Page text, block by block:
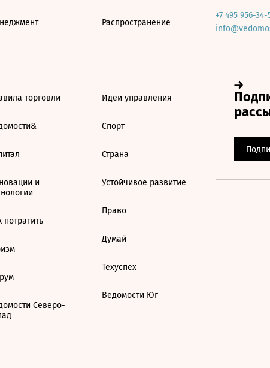
Распространение
торговли
и
потратить
Северо-
Идеи управления
Спорт
Страна
Устойчивое развитие
Право
Думай
Техуспех
Ведомости Юг
+7 495 956-34-